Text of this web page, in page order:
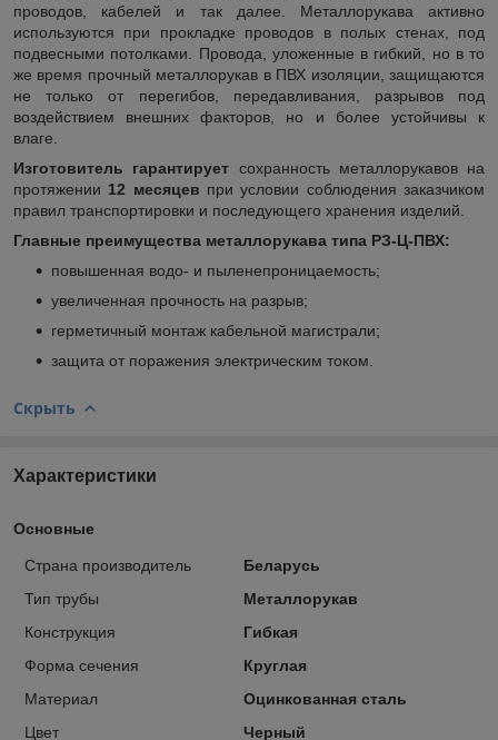
проводов, кабелей и так далее. Металлорукава активно
используются при прокладке проводов в полых стенах, под
подвесными потолками. Провода, уложенные в гибкий, но в то
же время прочный металлорукав в ПВХ изоляции, защищаются
не только от перегибов, передавливания, разрывов под
воздействием внешних факторов, но и более устойчивы к
влаге.
Изготовитель гарантирует сохранность металлорукавов на
протяжении 12 месяцев при условии соблюдения заказчиком
правил транспортировки и последующего хранения изделий.
Главные преимущества металлорукава типа РЗ-Ц-ПВХ:
повышенная водо- и пыленепроницаемость;
увеличенная прочность на разрыв;
герметичный монтаж кабельной магистрали;
защита от поражения электрическим током.
Скрыть
Характеристики
Основные
Страна производитель
Беларусь
Тип трубы
Металлорукав
Конструкция
Гибкая
Форма сечения
Круглая
Материал
Оцинкованная сталь
Цвет
Черный